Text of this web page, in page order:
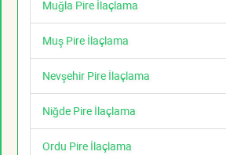
Muğla Pire İlaçlama
Muş Pire İlaçlama
Nevşehir Pire İlaçlama
Niğde Pire İlaçlama
Ordu Pire İlaçlama